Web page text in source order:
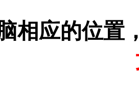
相应的位置